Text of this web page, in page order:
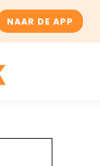
NAAR DE APP